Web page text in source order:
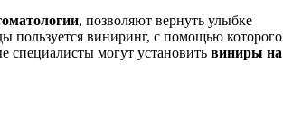
, позволяют вернуть улыбке
пользуется виниринг, с помощью которого
специалисты могут установить виниры на